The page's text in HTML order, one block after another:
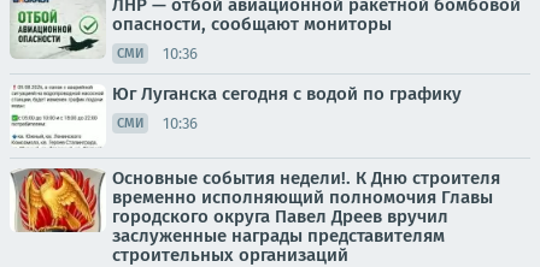
ЛНР — отбой авиационной ракетной бомбовой
опасности, сообщают мониторы
СМИ 10:36
Юг Луганска сегодня с водой по графику
СМИ 10:36
Основные события недели!. К Дню строителя
временно исполняющий полномочия Главы
городского округа Павел Дреев вручил
заслуженные награды представителям
строительных организаций